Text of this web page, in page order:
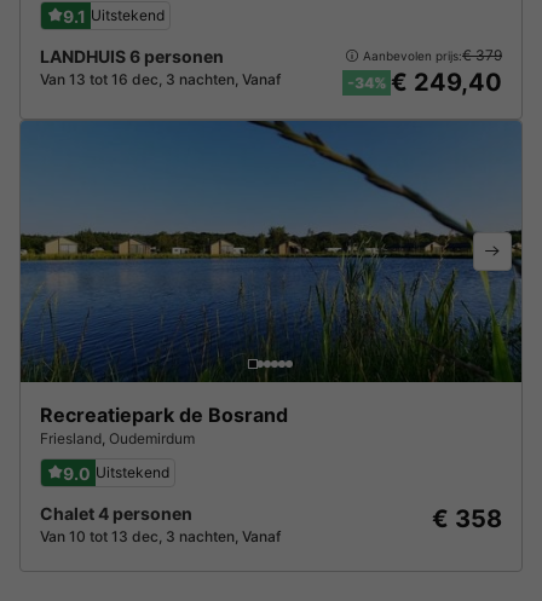
9.1 Uitstekend
LANDHUIS 6 personen
Van 13 tot 16 dec, 3 nachten, Vanaf
Aanbevolen prijs:€ 379
-34% € 249,40
Recreatiepark de Bosrand
Friesland, Oudemirdum
9.0 Uitstekend
Chalet 4 personen
Van 10 tot 13 dec, 3 nachten, Vanaf
€ 358